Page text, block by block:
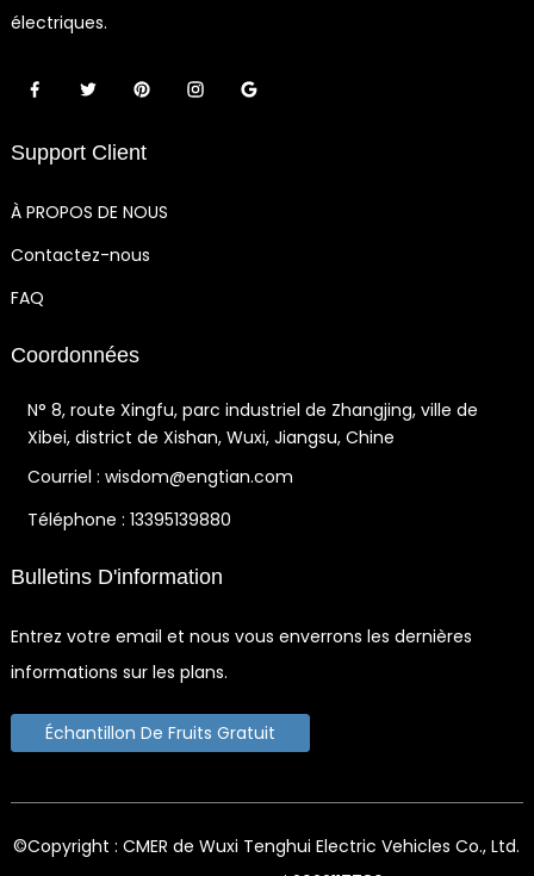
électriques.
Support Client
À PROPOS DE NOUS
Contactez-nous
FAQ
Coordonnées
N° 8, route Xingfu, parc industriel de Zhangjing, ville de
Xibei, district de Xishan, Wuxi, Jiangsu, Chine
Courriel : wisdom@engtian.com
Téléphone : 13395139880
Bulletins D'information
Entrez votre email et nous vous enverrons les dernières
informations sur les plans.
Échantillon De Fruits Gratuit
©Copyright : CMER de Wuxi Tenghui Electric Vehicles Co., Ltd.